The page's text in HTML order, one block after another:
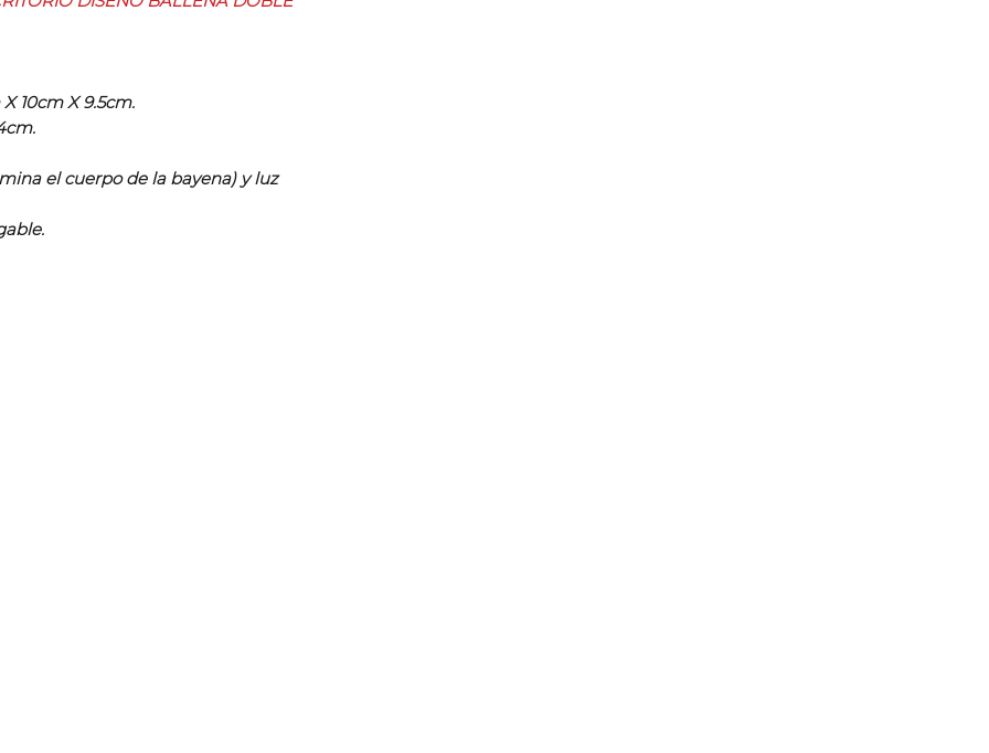
10cm X 9.5cm.
el cuerpo de la bayena) y luz